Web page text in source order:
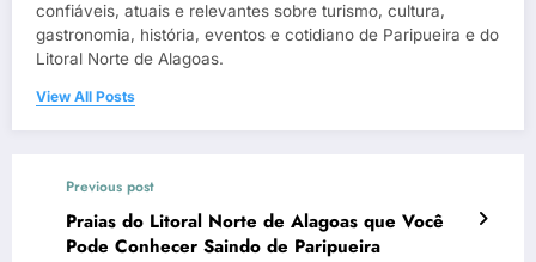
confiáveis, atuais e relevantes sobre turismo, cultura,
gastronomia, história, eventos e cotidiano de Paripueira e do
Litoral Norte de Alagoas.
View All Posts
Previous post
Praias do Litoral Norte de Alagoas que Você
Pode Conhecer Saindo de Paripueira